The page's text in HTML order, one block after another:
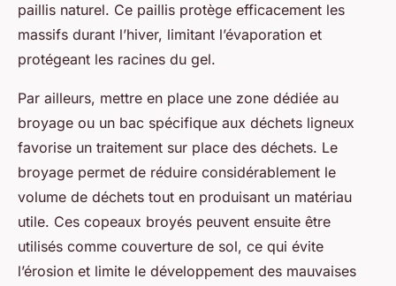
paillis naturel. Ce paillis protège efficacement les
massifs durant l’hiver, limitant l’évaporation et
protégeant les racines du gel.
Par ailleurs, mettre en place une zone dédiée au
broyage ou un bac spécifique aux déchets ligneux
favorise un traitement sur place des déchets. Le
broyage permet de réduire considérablement le
volume de déchets tout en produisant un matériau
utile. Ces copeaux broyés peuvent ensuite être
utilisés comme couverture de sol, ce qui évite
l’érosion et limite le développement des mauvaises